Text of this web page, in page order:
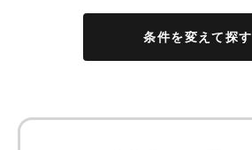
条件を変えて探す